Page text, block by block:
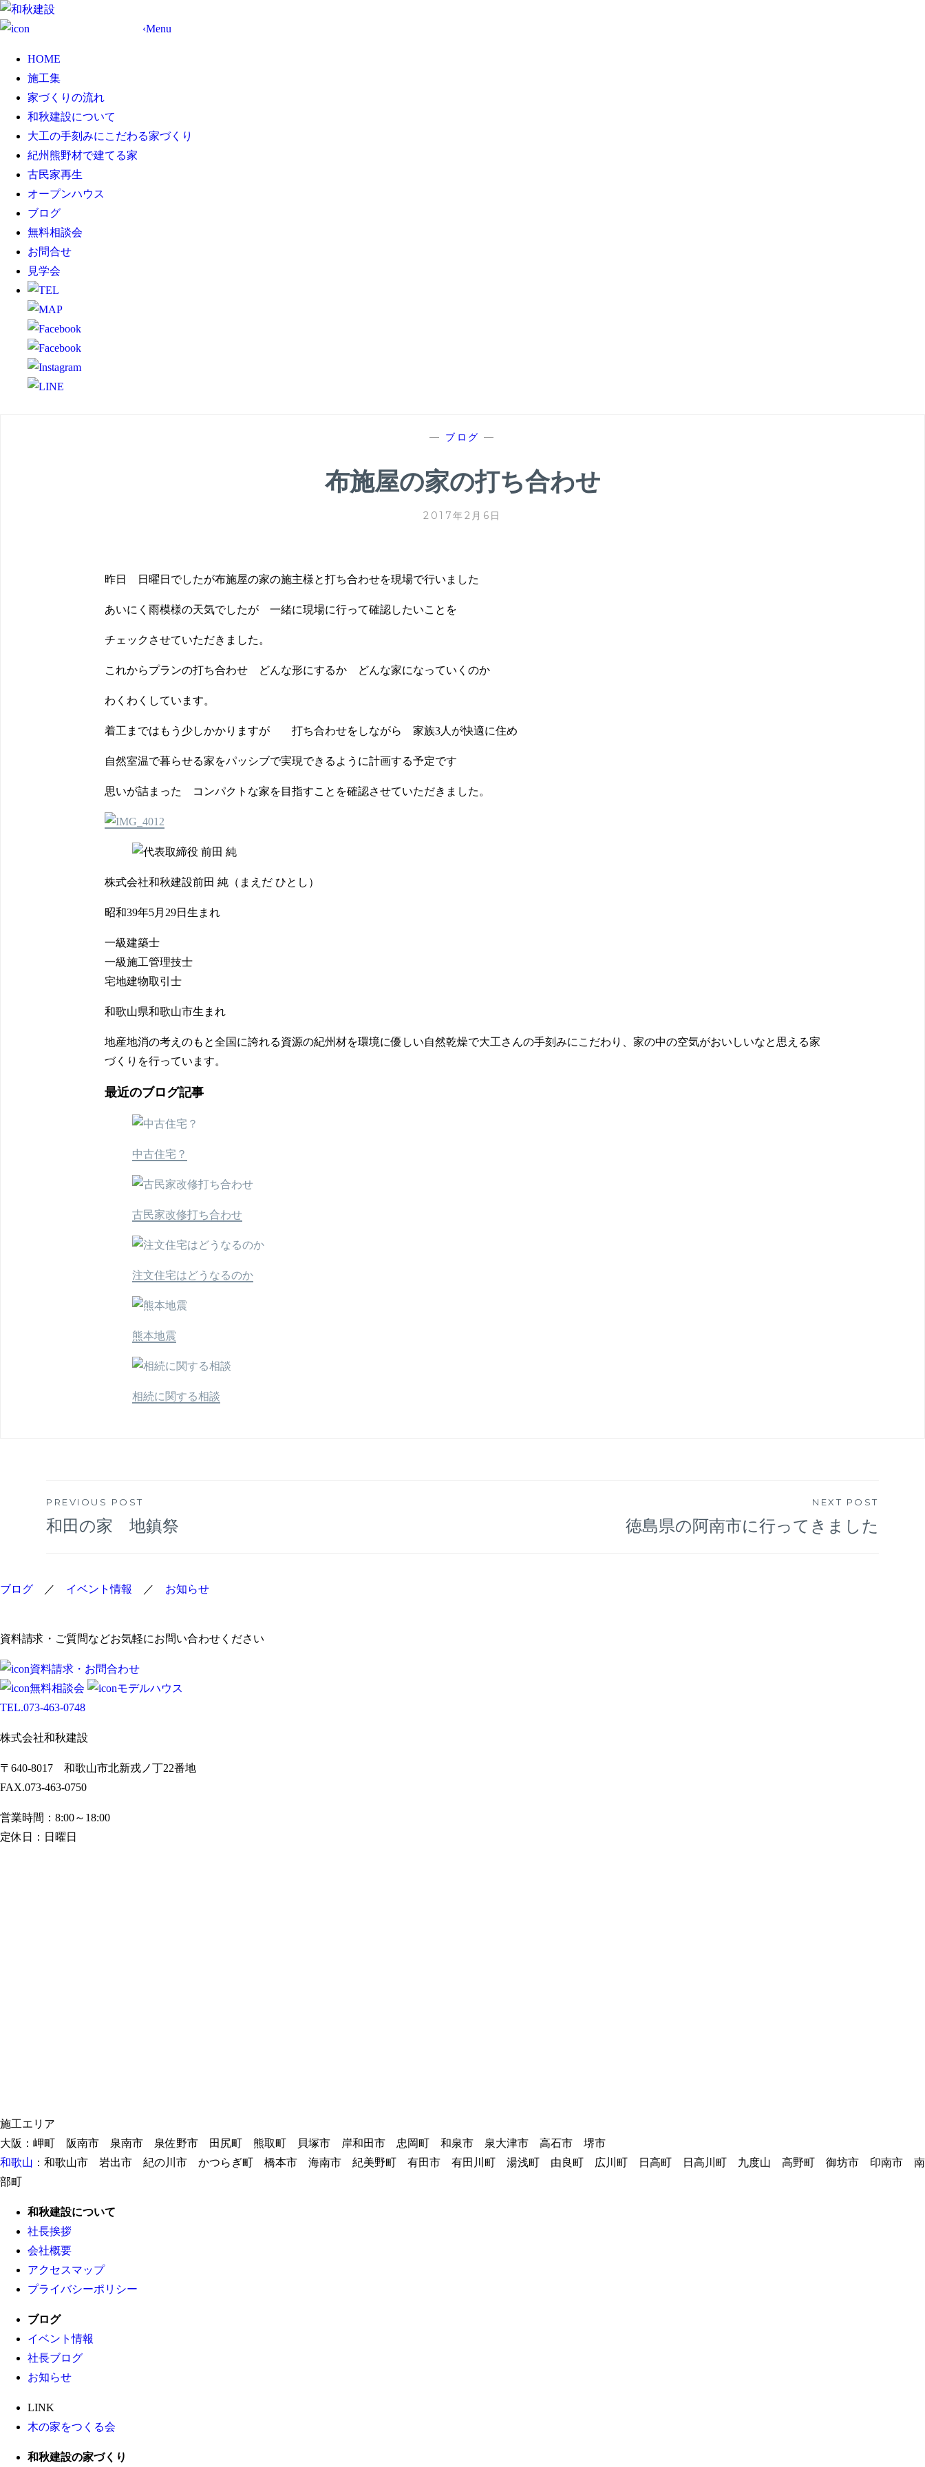
‹Menu
HOME
施工集
家づくりの流れ
和秋建設について
大工の手刻みにこだわる家づくり
紀州熊野材で建てる家
古民家再生
オープンハウス
ブログ
無料相談会
お問合せ
見学会
— ブログ —
布施屋の家の打ち合わせ
2017年2月6日
昨日 日曜日でしたが布施屋の家の施主様と打ち合わせを現場で行いました
あいにく雨模様の天気でしたが 一緒に現場に行って確認したいことを
チェックさせていただきました。
これからプランの打ち合わせ どんな形にするか どんな家になっていくのか
わくわくしています。
着工まではもう少しかかりますが 打ち合わせをしながら 家族3人が快適に住め
自然室温で暮らせる家をパッシブで実現できるように計画する予定です
思いが詰まった コンパクトな家を目指すことを確認させていただきました。
株式会社和秋建設前田 純 （まえだ ひとし）
昭和39年5月29日生まれ
一級建築士
一級施工管理技士
宅地建物取引士
和歌山県和歌山市生まれ
地産地消の考えのもと全国に誇れる資源の紀州材を環境に優しい自然乾燥で大工さんの手刻みにこだわり、家の中の空気がおいしいなと思える家
づくりを行っています。
最近のブログ記事
中古住宅？
古民家改修打ち合わせ
注文住宅はどうなるのか
熊本地震
相続に関する相談
投
稿
ゲ
シ
ン
PREVIOUS POST
和田の家 地鎮祭
NEXT POST
徳島県の阿南市に行ってきました
ブログ ／ イベント情報 ／ お知らせ
資料請求・ご質問などお気軽にお問い合わせください
資料請求・お問合わせ
無料相談会
モデルハウス
TEL.073-463-0748
株式会社和秋建設
〒640-8017 和歌山市北新戎ノ丁22番地
FAX.073-463-0750
営業時間：8:00～18:00
定休日：日曜日
施工エリア
大阪：岬町 阪南市 泉南市 泉佐野市 田尻町 熊取町 貝塚市 岸和田市 忠岡町 和泉市 泉大津市 高石市 堺市
和歌山 ：和歌山市 岩出市 紀の川市 かつらぎ町 橋本市 海南市 紀美野町 有田市 有田川町 湯浅町 由良町 広川町 日高町 日高川町 九度山 高野町 御坊市 印南市 南
部町
和秋建設について
社長挨拶
会社概要
アクセスマップ
プライバシーポリシー
ブログ
イベント情報
社長ブログ
お知らせ
LINK
木の家をつくる会
和秋建設の家づくり